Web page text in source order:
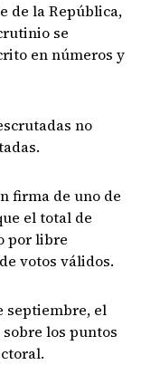
de la República,
se
en números y
no
firma de uno de
el total de
por libre
votos válidos.
septiembre, el
los puntos